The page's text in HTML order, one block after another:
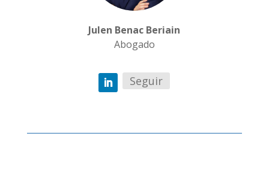
Julen Benac Beriain
Abogado
Seguir